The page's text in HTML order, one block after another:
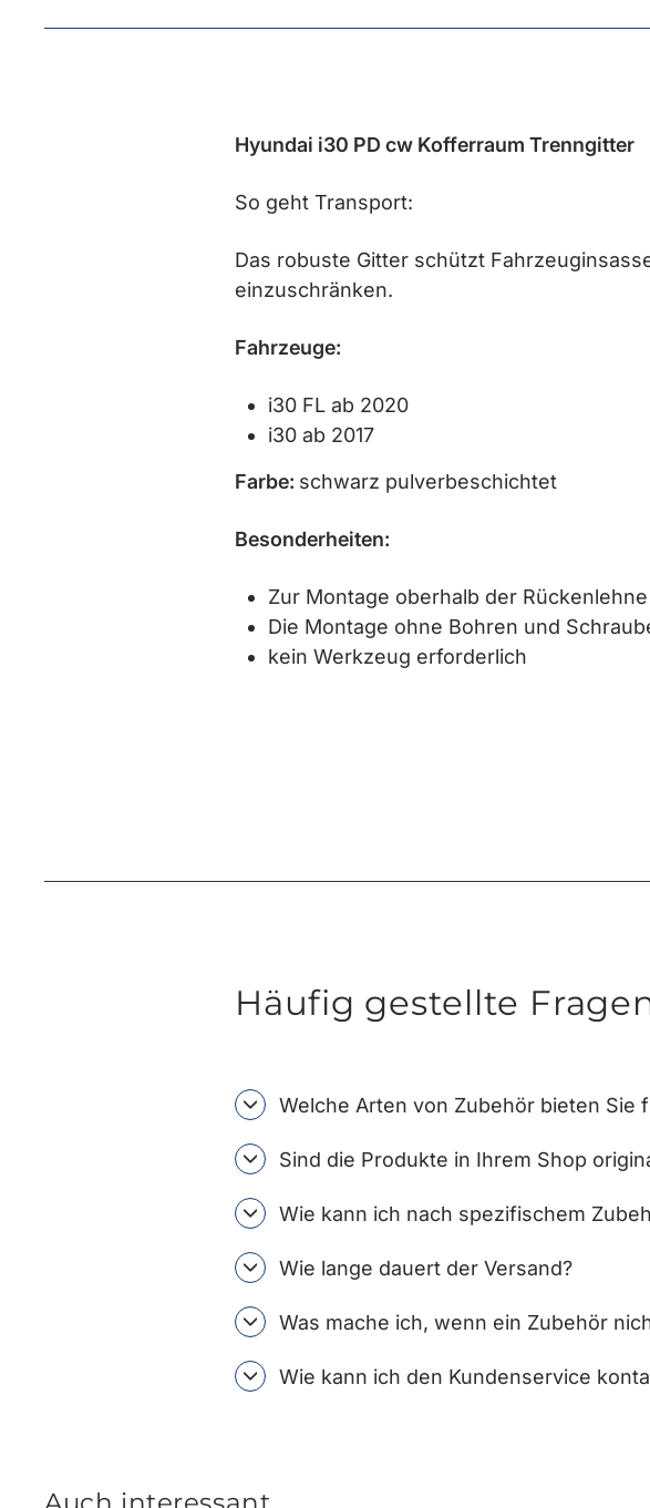
Hyundai i30 PD cw Kofferraum Trenngitter
So geht Transport:
Das robuste Gitter schützt
einzuschränken.
Fahrzeuge:
i30 FL ab 2020
i30 ab 2017
Farbe: schwarz pulverbeschichtet
Besonderheiten:
Zur Montage oberhalb der
Die Montage ohne Bohren und
kein Werkzeug erforderlich
Häufig gestellte
Welche Arten von Zubehör bieten Sie
Sind die Produkte in Ihrem Shop
Wie kann ich nach spezifischem
Wie lange dauert der Versand?
Was mache ich, wenn ein Zubehör
Wie kann ich den Kundenservice